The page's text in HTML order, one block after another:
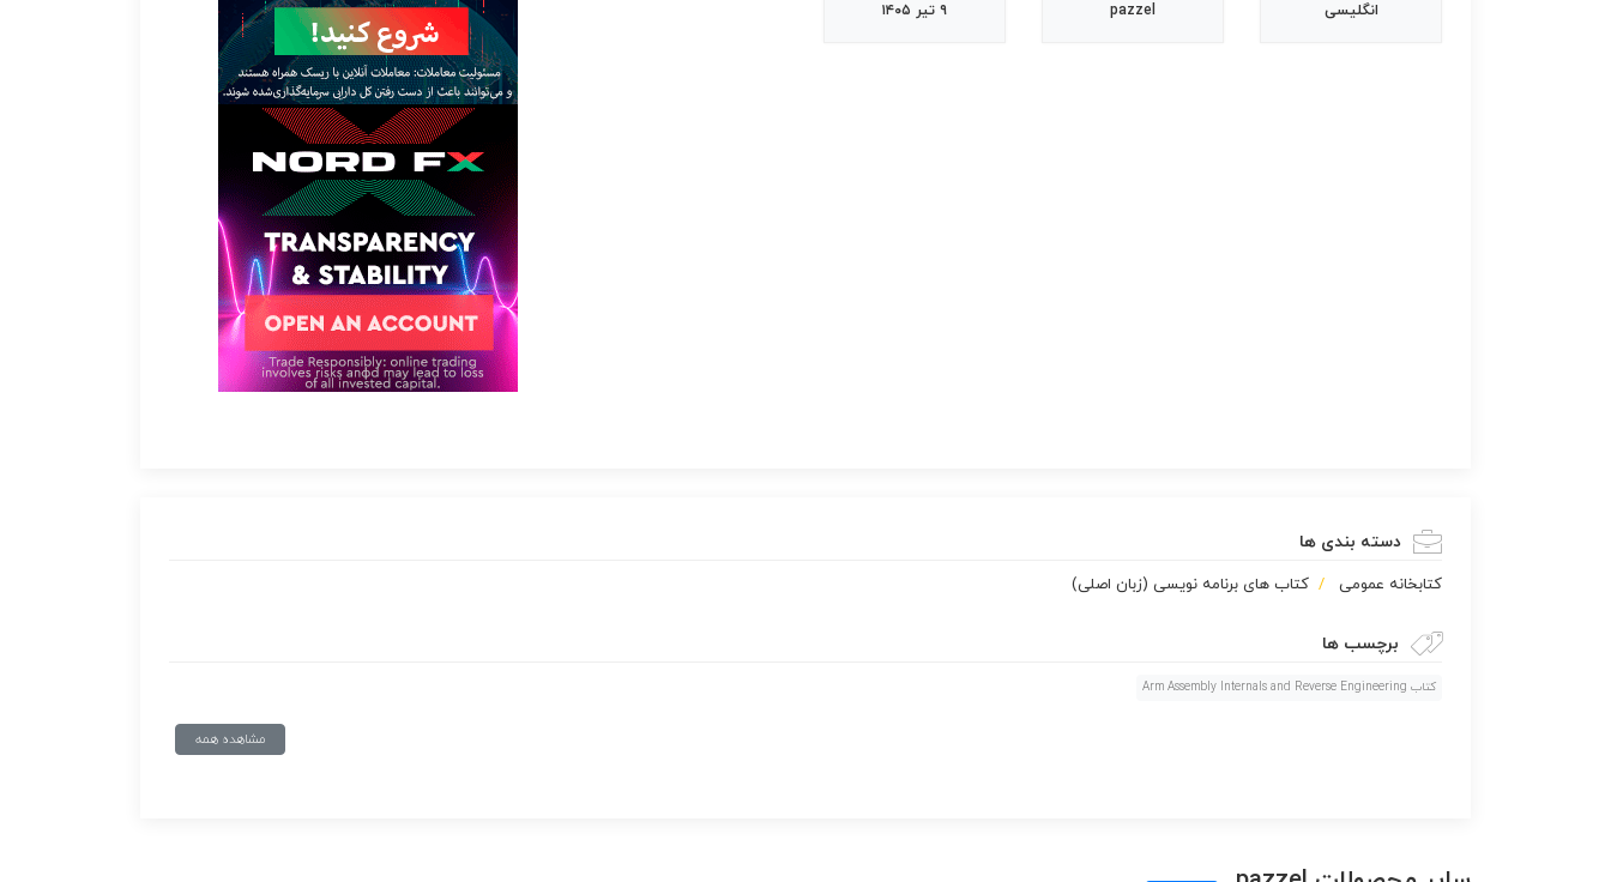
انگلیسی
pazzel
۹ تیر ۱۴۰۵
دسته بندی ها
كتابخانه عمومی کتاب های برنامه نویسی (زبان اصلی)
برچسب ها
کتاب Arm Assembly Internals and Reverse Engineering
مشاهده همه